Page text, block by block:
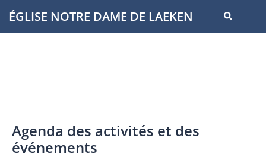
Aller
auÉGLISE NOTRE DAME DE LAEKEN
le
Agenda des activités et des
événements